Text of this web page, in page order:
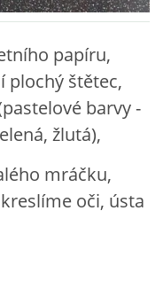
papíru,
plochý štětec,
barvy -
žlutá),
mráčku,
oči, ústa